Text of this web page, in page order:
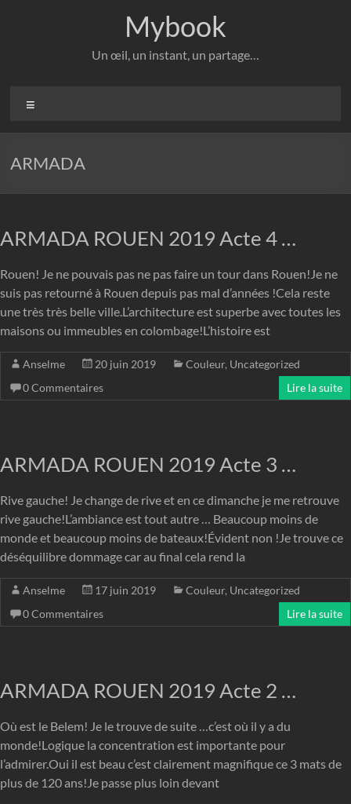
Mybook
Un œil, un instant, un partage…
ARMADA
ARMADA ROUEN 2019 Acte 4 …
Rouen! Je ne pouvais pas ne pas faire un tour dans Rouen!Je ne
suis pas retourné à Rouen depuis pas mal d’années !Cela reste
une très très belle ville.L’architecture est superbe avec toutes les
maisons ou immeubles en colombage!L’histoire est
Anselme 20 juin 2019 Couleur, Uncategorized
0 Commentaires
Lire la suite
ARMADA ROUEN 2019 Acte 3 …
Rive gauche! Je change de rive et en ce dimanche je me retrouve
rive gauche!L’ambiance est tout autre … Beaucoup moins de
monde et beaucoup moins de bateaux!Évident non !Je trouve ce
déséquilibre dommage car au final cela rend la
Anselme 17 juin 2019 Couleur, Uncategorized
0 Commentaires
Lire la suite
ARMADA ROUEN 2019 Acte 2 …
Où est le Belem! Je le trouve de suite …c’est où il y a du
monde!Logique la concentration est importante pour
l’admirer.Oui il est beau c’est clairement magnifique ce 3 mats de
plus de 120 ans!Je passe plus loin devant